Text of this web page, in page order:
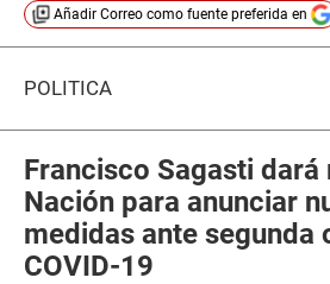
Añadir Correo como fuente preferida en
POLÍTICA
Francisco Sagasti dará
Nación para anunciar
medidas ante segunda
COVID-19